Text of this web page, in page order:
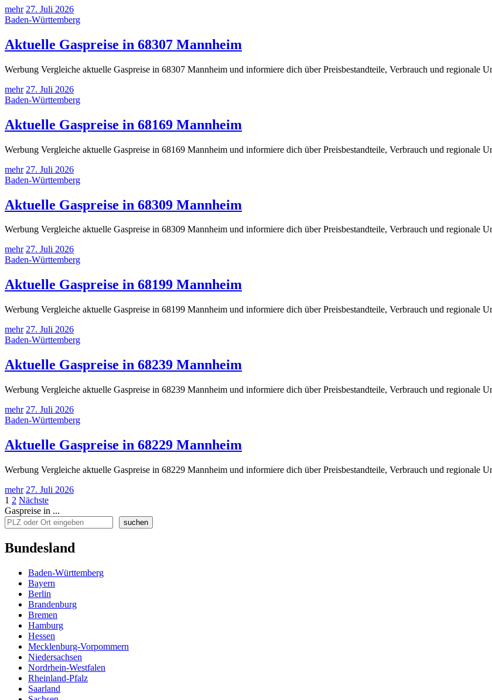
mehr 27. Juli 2026
Baden-Württemberg
Aktuelle Gaspreise in 68307 Mannheim
Werbung Vergleiche aktuelle Gaspreise in 68307 Mannheim und informiere dich über Preisbestandteile, Verbrauch und
mehr 27. Juli 2026
Baden-Württemberg
Aktuelle Gaspreise in 68169 Mannheim
Werbung Vergleiche aktuelle Gaspreise in 68169 Mannheim und informiere dich über Preisbestandteile, Verbrauch und
mehr 27. Juli 2026
Baden-Württemberg
Aktuelle Gaspreise in 68309 Mannheim
Werbung Vergleiche aktuelle Gaspreise in 68309 Mannheim und informiere dich über Preisbestandteile, Verbrauch und
mehr 27. Juli 2026
Baden-Württemberg
Aktuelle Gaspreise in 68199 Mannheim
Werbung Vergleiche aktuelle Gaspreise in 68199 Mannheim und informiere dich über Preisbestandteile, Verbrauch und
mehr 27. Juli 2026
Baden-Württemberg
Aktuelle Gaspreise in 68239 Mannheim
Werbung Vergleiche aktuelle Gaspreise in 68239 Mannheim und informiere dich über Preisbestandteile, Verbrauch und
mehr 27. Juli 2026
Baden-Württemberg
Aktuelle Gaspreise in 68229 Mannheim
Werbung Vergleiche aktuelle Gaspreise in 68229 Mannheim und informiere dich über Preisbestandteile, Verbrauch und
mehr 27. Juli 2026
Seitennummerierung
der
Beiträge
1 2 Nächste
Gaspreise in ...
suchen
Bundesland
Baden-Württemberg
Bayern
Berlin
Brandenburg
Bremen
Hamburg
Hessen
Mecklenburg-Vorpommern
Niedersachsen
Nordrhein-Westfalen
Rheinland-Pfalz
Saarland